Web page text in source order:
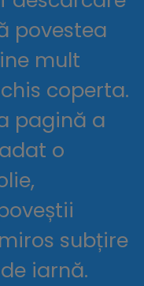
povestea
mult
coperta.
pagină a
o
subțire
iarnă.